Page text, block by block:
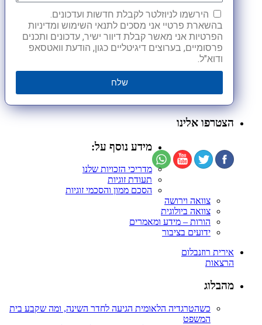
הירשמו לניוזלטר לקבלת חדשות ועדכונים.
בהשארת פרטיי אני מסכים לתנאי השימוש ומדיניות
הפרטיות אני מאשר קבלת דיוור ישיר, עדכונים ותכנים
פרסומיים, בערוצים דיגיטליים כגון, הודעת וואטסאפ
ודוא"ל.
שלח
הצטרפו אלינו
מידע נוסף על:
מדריכי הזכויות שלנו
תעודת זוגיות
הסכם ממון והסכמי זוגיות
צוואה וירושה
צוואה ביולוגית
הורות – מידע ומאמרים
ידועים בציבור
אירית רוזנבלום
הרצאות
מהבלוג
כשהטרגדיה הלאומית הגיעה לחדר השינה, ומה שקבע בית
המשפט